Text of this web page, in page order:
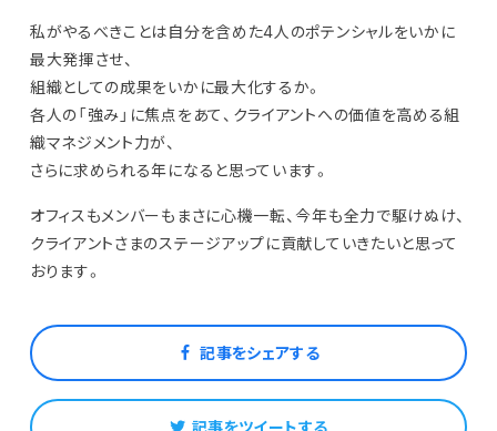
私がやるべきことは自分を含めた4人のポテンシャルをいかに
最大発揮させ、
組織としての成果をいかに最大化するか。
各人の「強み」に焦点をあて、クライアントへの価値を高める組
織マネジメント力が、
さらに求められる年になると思っています。
オフィスもメンバーもまさに心機一転、今年も全力で駆けぬけ、
クライアントさまのステージアップに貢献していきたいと思って
おります。
記事をシェアする
記事をツイートする